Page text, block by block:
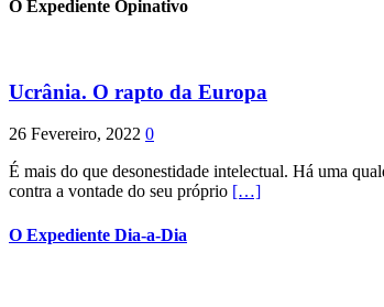
O Expediente Opinativo
Ucrânia. O rapto da Europa
26 Fevereiro, 2022 0
É mais do que desonestidade intelectual. Há uma
contra a vontade do seu próprio […]
O Expediente Dia-a-Dia